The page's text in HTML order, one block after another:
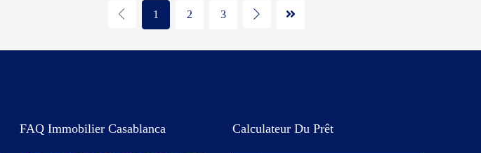
1 2 3
FAQ Immobilier Casablanca Calculateur Du Prêt